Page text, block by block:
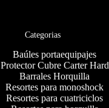
Categorias
Baúles portaequipajes
Protector Cubre Carter Hard
Barrales Horquilla
Resortes para monoshock
Resortes para cuatriciclos